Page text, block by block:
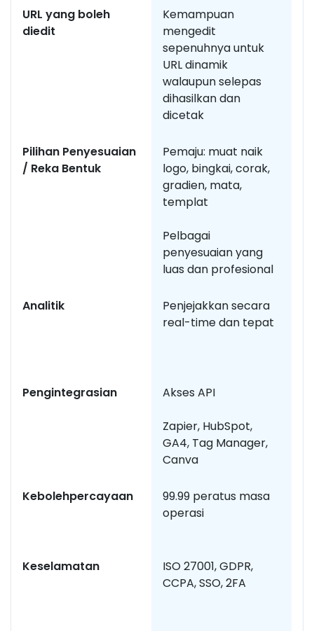
URL yang boleh
diedit
Kemampuan
mengedit
sepenuhnya untuk
URL dinamik
walaupun selepas
dihasilkan dan
dicetak
Pilihan Penyesuaian
/ Reka Bentuk
Pemaju: muat naik
logo, bingkai, corak,
gradien, mata,
templat
Pelbagai
penyesuaian yang
luas dan profesional
Analitik
Penjejakkan secara
real-time dan tepat
Pengintegrasian Akses API
Zapier, HubSpot,
GA4, Tag Manager,
Canva
Kebolehpercayaan
99.99 peratus masa
operasi
Keselamatan
ISO 27001, GDPR,
CCPA, SSO, 2FA